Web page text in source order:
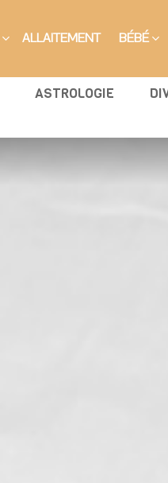
ALLAITEMENT BÉBÉ
ASTROLOGIE